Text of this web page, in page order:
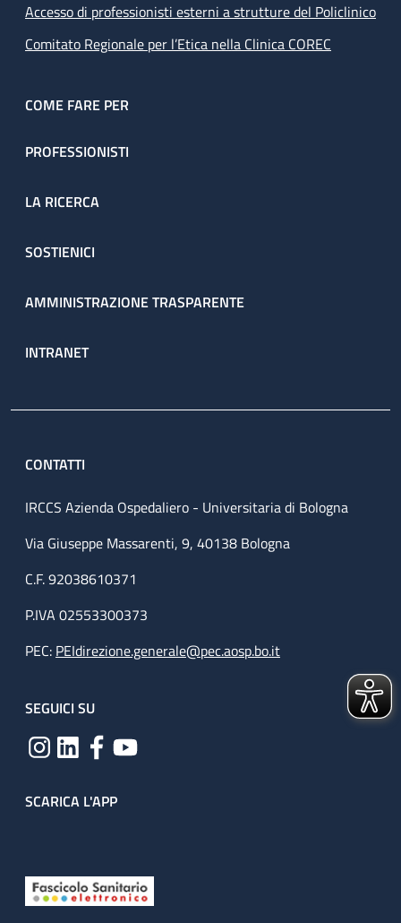
Accesso di professionisti esterni a strutture del Policlinico
Comitato Regionale per l’Etica nella Clinica COREC
COME FARE PER
PROFESSIONISTI
LA RICERCA
SOSTIENICI
AMMINISTRAZIONE TRASPARENTE
INTRANET
CONTATTI
IRCCS Azienda Ospedaliero - Universitaria di Bologna
Via Giuseppe Massarenti, 9, 40138 Bologna
C.F. 92038610371
P.IVA 02553300373
PEC: PEIdirezione.generale@pec.aosp.bo.it
SEGUICI SU
SCARICA L'APP